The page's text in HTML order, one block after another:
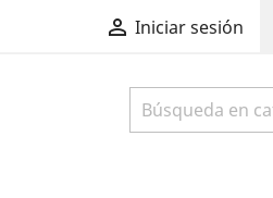
 Iniciar sesión